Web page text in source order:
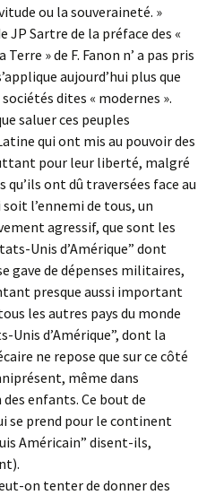
ou la souveraineté. »
JP Sartre de la préface des «
Terre » de F. Fanon n’ a pas pris
aujourd’hui plus que
dites « modernes ».
saluer ces peuples
qui ont mis au pouvoir des
pour leur liberté, malgré
qu’ils ont dû traversées face au
soit l’ennemi de tous, un
agressif, que sont les
Unis d’Amérique” dont
gave de dépenses militaires,
presque aussi important
les autres pays du monde
Unis d’Amérique”, dont la
ne repose que sur ce côté
même dans
enfants. Ce bout de
se prend pour le continent
Américain” disent-ils,
on tenter de donner des